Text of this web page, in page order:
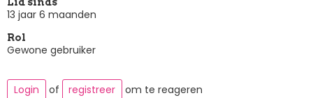
13 jaar 6 maanden
Rol
Gewone gebruiker
Login of registreer om te reageren